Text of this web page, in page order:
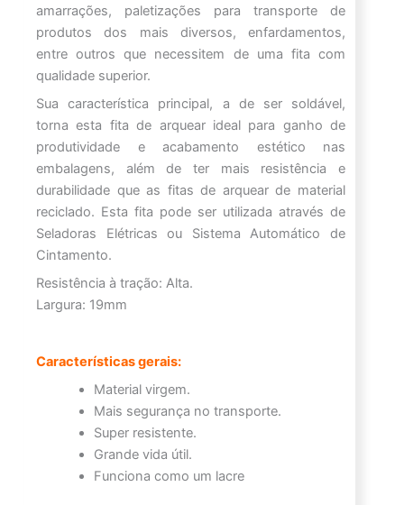
amarrações, paletizações para transporte de
produtos dos mais diversos, enfardamentos,
entre outros que necessitem de uma fita com
qualidade superior.
Sua característica principal, a de ser soldável,
torna esta fita de arquear ideal para ganho de
produtividade e acabamento estético nas
embalagens, além de ter mais resistência e
durabilidade que as fitas de arquear de material
reciclado. Esta fita pode ser utilizada através de
Seladoras Elétricas ou Sistema Automático de
Cintamento.
Resistência à tração: Alta.
Largura: 19mm
Características gerais:
Material virgem.
Mais segurança no transporte.
Super resistente.
Grande vida útil.
Funciona como um lacre